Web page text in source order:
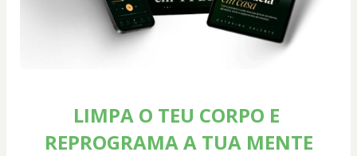
LIMPA O TEU CORPO E
REPROGRAMA A TUA MENTE